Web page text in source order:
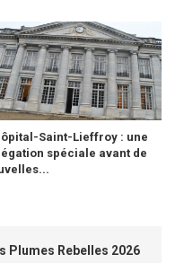
Saint-Lieffroy : une
spéciale avant de
Plumes Rebelles 2026